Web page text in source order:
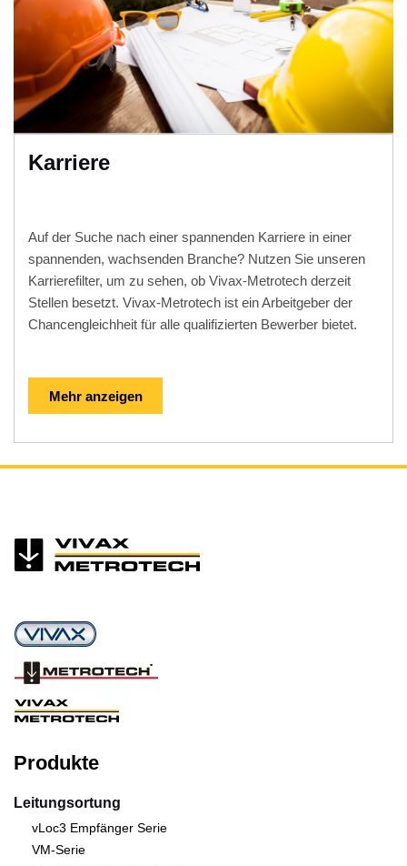
Karriere
Auf der Suche nach einer spannenden Karriere in einer
spannenden, wachsenden Branche? Nutzen Sie unseren
Karrierefilter, um zu sehen, ob Vivax-Metrotech derzeit
Stellen besetzt. Vivax-Metrotech ist ein Arbeitgeber der
Chancengleichheit für alle qualifizierten Bewerber bietet.
Mehr anzeigen
Produkte
Leitungsortung
vLoc3 Empfänger Serie
VM-Serie